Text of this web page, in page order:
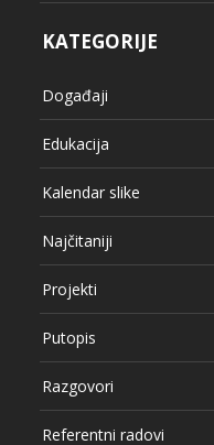
KATEGORIJE
Događaji
Edukacija
Kalendar slike
Najčitaniji
Projekti
Putopis
Razgovori
Referentni radovi